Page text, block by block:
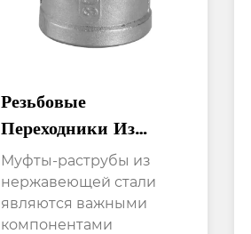
Резьбовые
Переходники Из
Нержавеющей Стали
Идеально Подходят
Для Гидравлических
Муфты-раструбы из
нержавеющей стали
являются важными
компонентами